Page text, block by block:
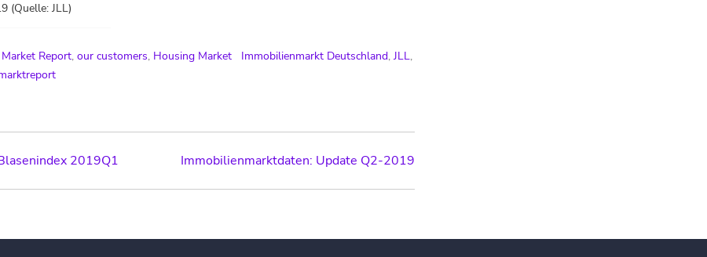
(Quelle: JLL)
Report, our customers, Housing Market Immobilienmarkt Deutschland, JLL,
2019Q1 Immobilienmarktdaten: Update Q2-2019